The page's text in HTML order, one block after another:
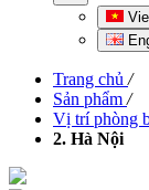
Trang chủ /
Sản phẩm /
Vị trí phòng
2. Hà Nội